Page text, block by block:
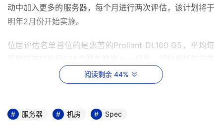
动中加入更多的服务器，每个月进行两次评估，该计划将于
明年2月份开始实施。
位居评估名单首位的是惠普的Proliant DL160 G5，平均每
特尔，其平台SE7520AF2服务器主机板的得分为每瓦能耗
执行87.4个服务器端操作。
然而，名单上的几乎每台服务器，包括评价最高的机器，都
阅读剩余 44%
服务器 机房 Spec